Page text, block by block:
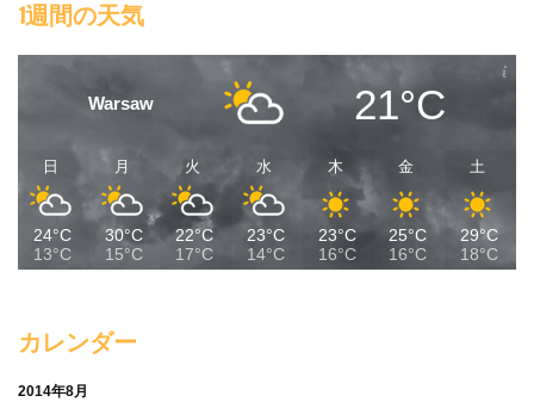
1週間の天気
Warsaw 21°C
日
24°C
13°C
月
30°C
15°C
火
22°C
17°C
水
23°C
14°C
木
23°C
16°C
金
25°C
16°C
土
29°C
18°C
カレンダー
2014年8月